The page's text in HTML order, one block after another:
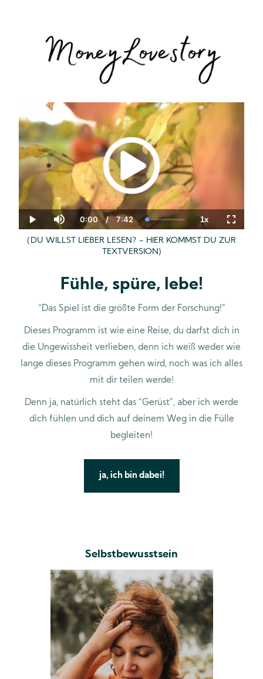
Play Mute
Current
Time
0:00 / Duration
7:42 Loaded:
0.00%
1xPlayback
Rate
(DU WILLST LIEBER LESEN? - HIER KOMMST DU ZUR
TEXTVERSION)
Fühle, spüre, lebe!
“Das Spiel ist die größte Form der Forschung!”
Dieses Programm ist wie eine Reise, du darfst dich in
die Ungewissheit verlieben, denn ich weiß weder wie
lange dieses Programm gehen wird, noch was ich alles
mit dir teilen werde!
Denn ja, natürlich steht das “Gerüst”, aber ich werde
dich fühlen und dich auf deinem Weg in die Fülle
begleiten!
ja, ich bin dabei!
Selbstbewusstsein